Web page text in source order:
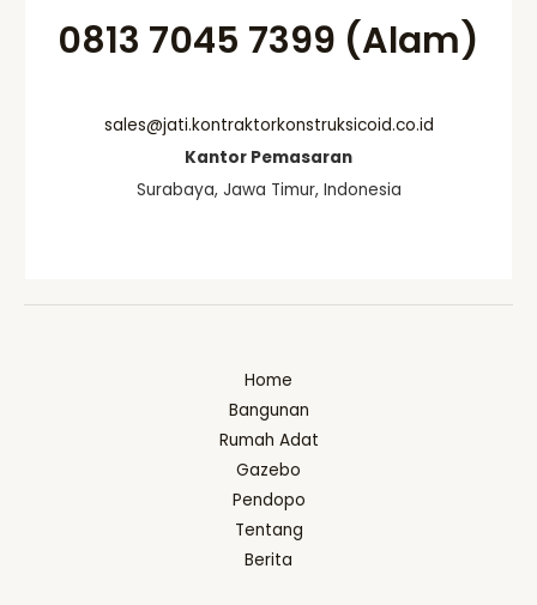
0813 7045 7399 (Alam)
sales@jati.kontraktorkonstruksicoid.co.id
Kantor Pemasaran
Surabaya, Jawa Timur, Indonesia
Home
Bangunan
Rumah Adat
Gazebo
Pendopo
Tentang
Berita